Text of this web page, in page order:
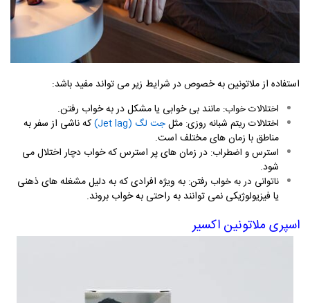
استفاده از ملاتونین به خصوص در شرایط زیر می تواند مفید باشد:
اختلالات خواب: مانند بی خوابی یا مشکل در به خواب رفتن.
اختلالات ریتم شبانه روزی: مثلجت لگ (Jet lag)که ناشی از سفر به
مناطق با زمان های مختلف است.
استرس و اضطراب: در زمان های پر استرس که خواب دچار اختلال می
شود.
ناتوانی در به خواب رفتن: به ویژه افرادی که به دلیل مشغله های ذهنی
یا فیزیولوژیکی نمی توانند به راحتی به خواب بروند.
اسپری ملاتونین اکسیر